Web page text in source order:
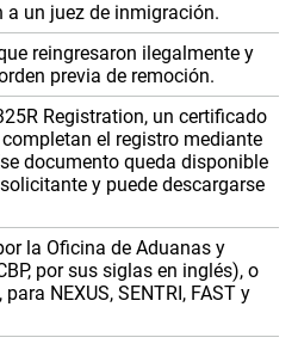
a un juez de inmigración.
reingresaron ilegalmente y
previa de remoción.
Registration, un certificado
el registro mediante
documento queda disponible
y puede descargarse
la Oficina de Aduanas y
por sus siglas en inglés), o
NEXUS, SENTRI, FAST y